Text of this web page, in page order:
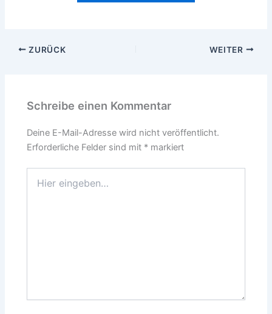
ZURÜCK WEITER
Schreibe einen Kommentar
Deine E-Mail-Adresse wird nicht veröffentlicht.
Erforderliche Felder sind mit * markiert
eingeben…